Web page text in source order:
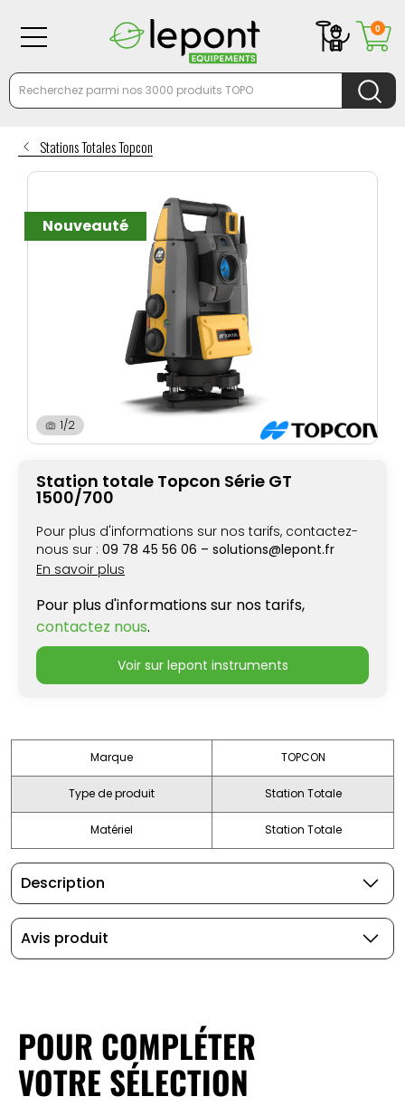
Stations Totales Topcon
Nouveauté
1/2
Station totale Topcon Série GT
1500/700
Pour plus d'informations sur nos tarifs, contactez-
nous sur : 09 78 45 56 06 – solutions@lepont.fr
En savoir plus
Pour plus d'informations sur nos tarifs,
contactez nous.
voir sur lepont instruments
Marque TOPCON
Type de produit Station Totale
Matériel Station Totale
Description
Avis produit
POUR COMPLÉTER
VOTRE SÉLECTION
0